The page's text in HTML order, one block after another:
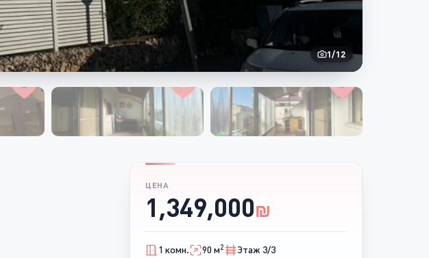
1/12
ЦЕНА
1,349,000₪
1 комн. 90 м2 Этаж 3/3